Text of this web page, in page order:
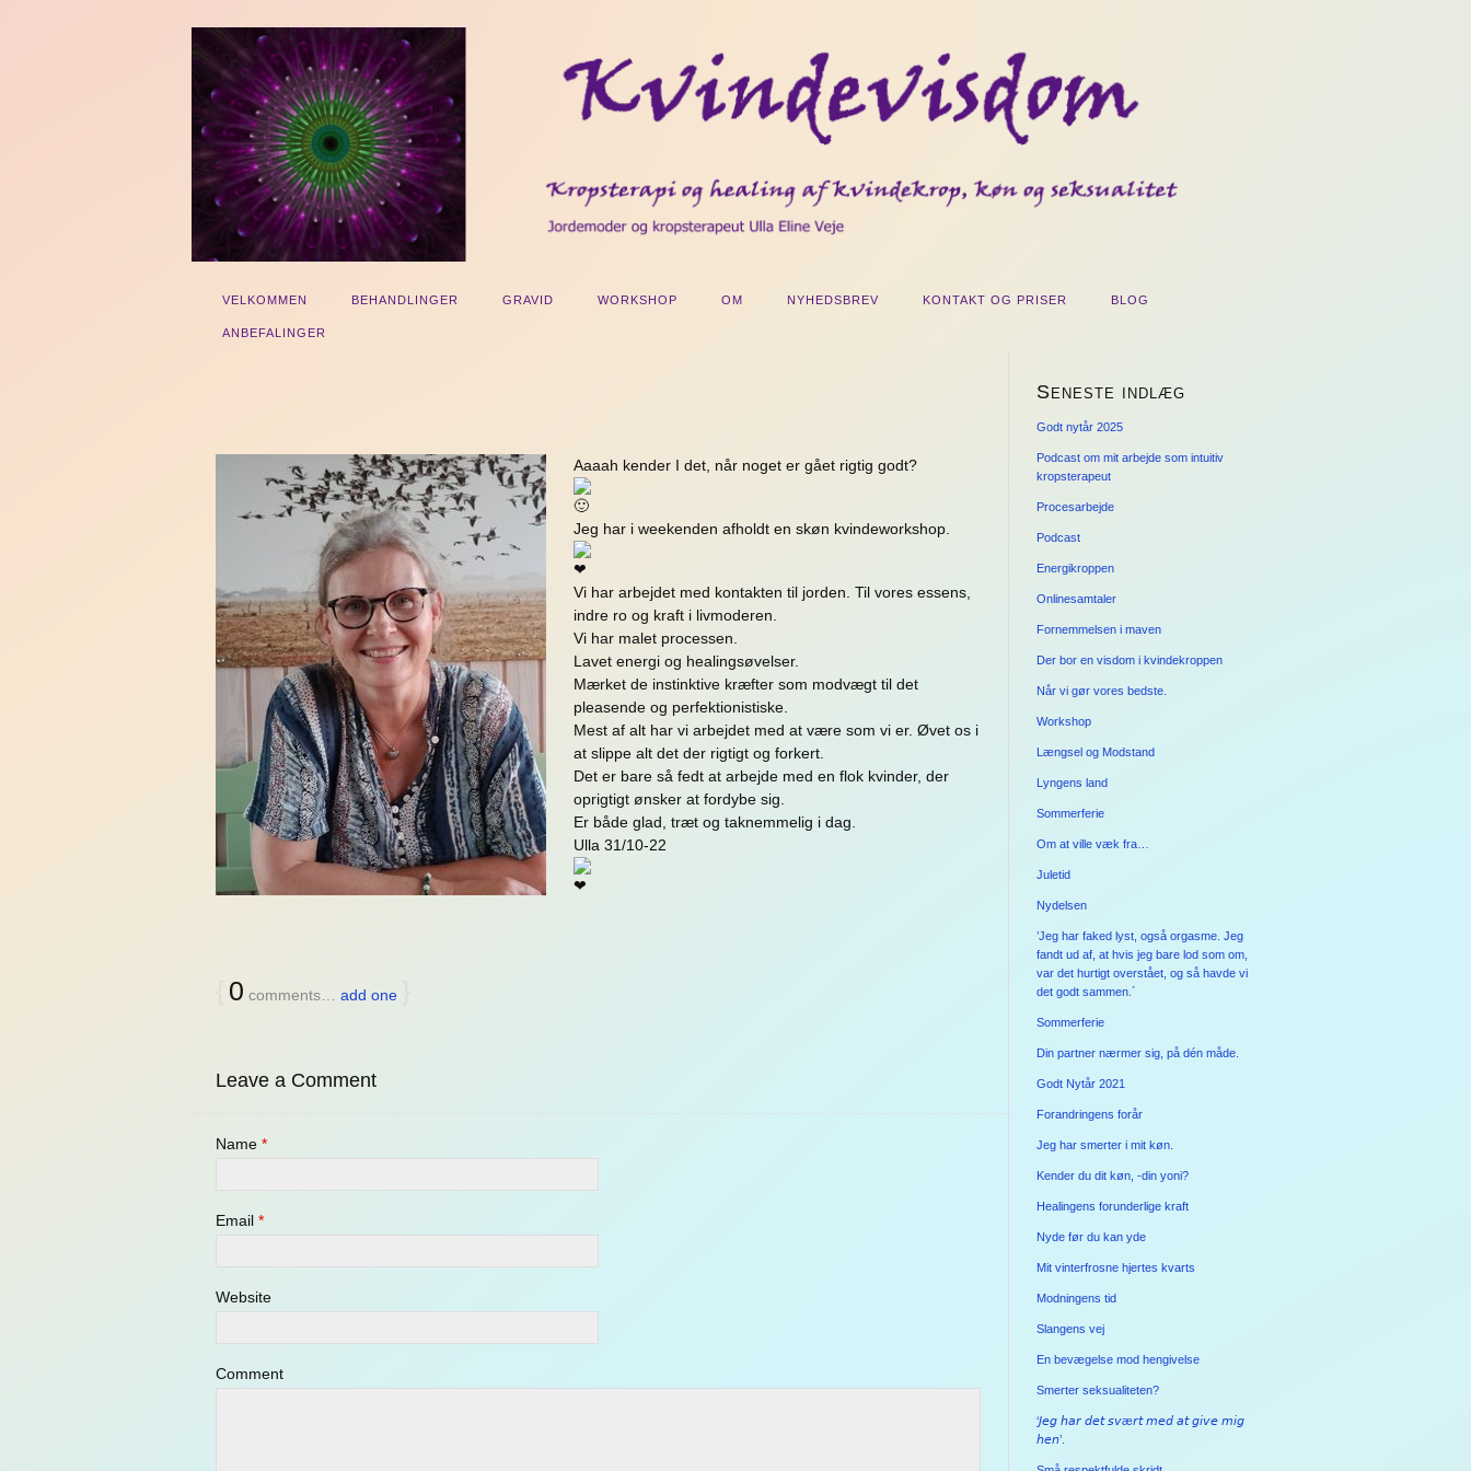
VELKOMMEN BEHANDLINGER GRAVID WORKSHOP OM NYHEDSBREV KONTAKT OG PRISER BLOG
ANBEFALINGER
Aaaah kender I det, når noget er gået rigtig godt?
Jeg har i weekenden afholdt en skøn kvindeworkshop.
Vi har arbejdet med kontakten til jorden. Til vores essens,
indre ro og kraft i livmoderen.
Vi har malet processen.
Lavet energi og healingsøvelser.
Mærket de instinktive kræfter som modvægt til det
pleasende og perfektionistiske.
Mest af alt har vi arbejdet med at være som vi er. Øvet os i
at slippe alt det der rigtigt og forkert.
Det er bare så fedt at arbejde med en flok kvinder, der
oprigtigt ønsker at fordybe sig.
Er både glad, træt og taknemmelig i dag.
Ulla 31/10-22
0 comments… add one
Leave a Comment
Name *
Email *
Website
Comment
Seneste indlæg
Godt nytår 2025
Podcast om mit arbejde som intuitiv
kropsterapeut
Procesarbejde
Podcast
Energikroppen
Onlinesamtaler
Fornemmelsen i maven
Der bor en visdom i kvindekroppen
Når vi gør vores bedste.
Workshop
Længsel og Modstand
Lyngens land
Sommerferie
Om at ville væk fra…
Juletid
Nydelsen
’Jeg har faked lyst, også orgasme. Jeg
fandt ud af, at hvis jeg bare lod som om,
var det hurtigt overstået, og så havde vi
det godt sammen.´
Sommerferie
Din partner nærmer sig, på dén måde.
Godt Nytår 2021
Forandringens forår
Jeg har smerter i mit køn.
Kender du dit køn, -din yoni?
Healingens forunderlige kraft
Nyde før du kan yde
Mit vinterfrosne hjertes kvarts
Modningens tid
Slangens vej
En bevægelse mod hengivelse
Smerter seksualiteten?
‘𝘑𝘦𝘨 𝘩𝘢𝘳 𝘥𝘦𝘵 𝘴𝘷æ𝘳𝘵 𝘮𝘦𝘥 𝘢𝘵 𝘨𝘪𝘷𝘦 𝘮𝘪𝘨
𝘩𝘦𝘯’.